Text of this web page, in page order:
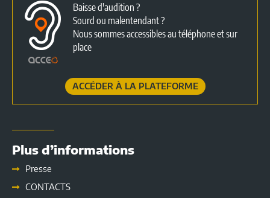
Baisse d'audition ?
Sourd ou malentendant ?
Nous sommes accessibles au téléphone et sur
place
ACCÉDER À LA PLATEFORME
Plus d’informations
Presse
CONTACTS